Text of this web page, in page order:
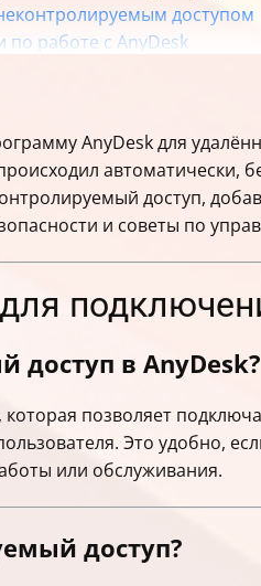
доступом
работе с AnyDesk
AnyDesk для
автоматически,
доступ,
и советы по
доступ в AnyDesk?
позволяет
Это удобно,
или обслуживания.
доступ?